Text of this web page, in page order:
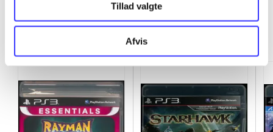
Tillad valgte
Afvis
Minder om